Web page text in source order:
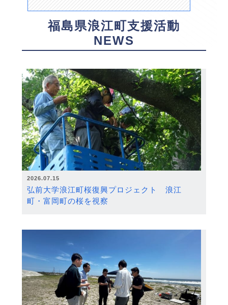
福島県浪江町支援活動
NEWS
2026.07.15
弘前大学浪江町桜復興プロジェクト 浪江
町・富岡町の桜を視察